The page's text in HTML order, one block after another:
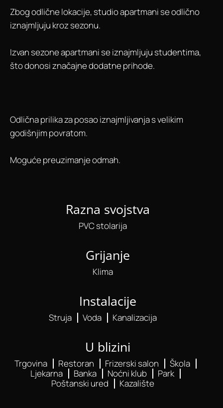
Zbog odlične lokacije, studio apartmani se odlično
iznajmljuju kroz sezonu.
Izvan sezone apartmani se iznajmljuju studentima,
što donosi značajne dodatne prihode.
Odlična prilika za posao iznajmljivanja s velikim
godišnjim povratom.
Moguće preuzimanje odmah.
Razna svojstva
PVC stolarija
Grijanje
Klima
Instalacije
Struja Voda Kanalizacija
U blizini
Trgovina Restoran Frizerski salon
Škola
Ljekarna
Banka Noćni klub
Park
Poštanski ured
Kazalište